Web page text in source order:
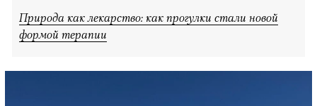
Природа как лекарство: как прогулки стали новой
формой терапии